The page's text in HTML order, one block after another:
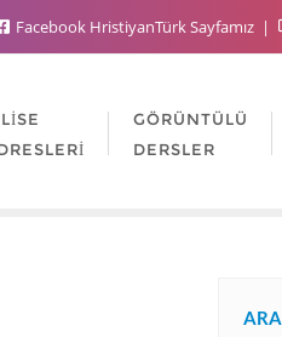
Facebook HristiyanTürk Sayfamız
GÖRÜNTÜLÜ
DERSLER
ARA